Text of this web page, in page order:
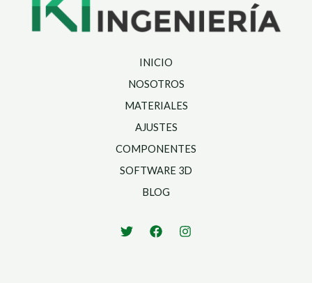
INICIO
NOSOTROS
MATERIALES
AJUSTES
COMPONENTES
SOFTWARE 3D
BLOG